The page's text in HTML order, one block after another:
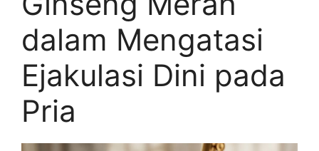
dalam Mengatasi
Ejakulasi Dini pada
Pria